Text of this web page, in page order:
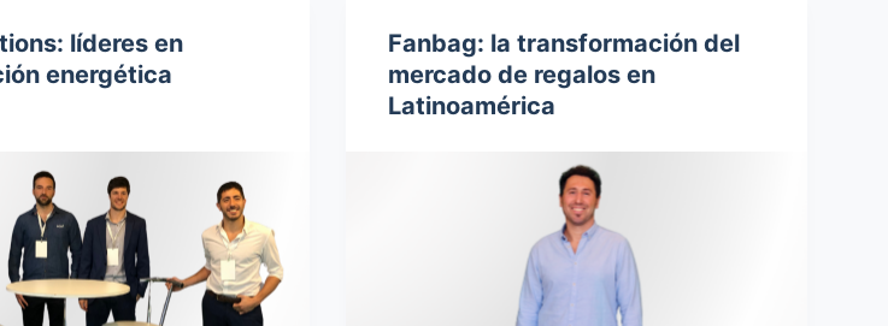
líderes en
energética
Fanbag: la transformación del
mercado de regalos en
Latinoamérica